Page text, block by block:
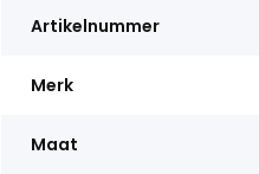
Artikelnummer
Merk
Maat